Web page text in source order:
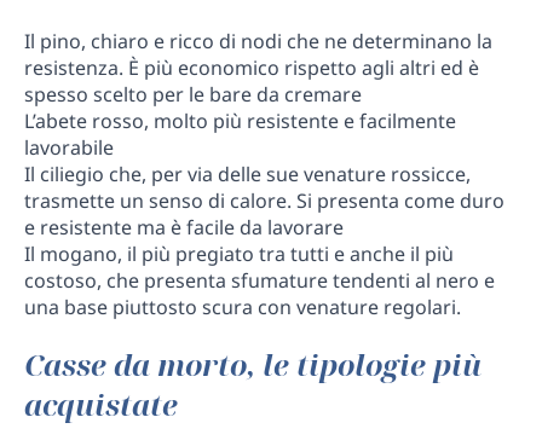
Il pino, chiaro e ricco di nodi che ne determinano la
resistenza. È più economico rispetto agli altri ed è
spesso scelto per le bare da cremare
L’abete rosso, molto più resistente e facilmente
lavorabile
Il ciliegio che, per via delle sue venature rossicce,
trasmette un senso di calore. Si presenta come duro
e resistente ma è facile da lavorare
Il mogano, il più pregiato tra tutti e anche il più
costoso, che presenta sfumature tendenti al nero e
una base piuttosto scura con venature regolari.
Casse da morto, le tipologie più
acquistate